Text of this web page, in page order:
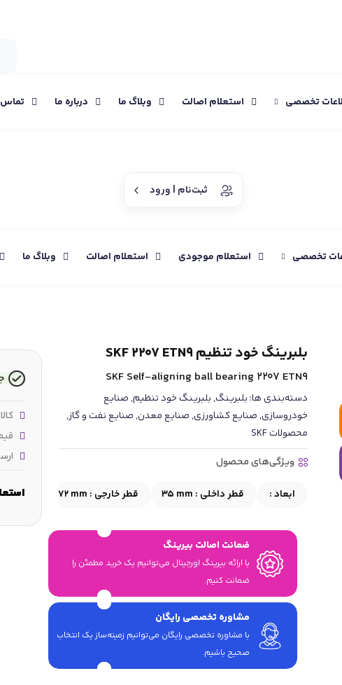
تخصصی استعلام اصالت وبلاگ ما درباره ما تماس
ثبت‌نام | ورود
تخصصی استعلام موجودی استعلام اصالت وبلاگ ما
بلبرینگ خود تنظیم SKF 2207 ETN9
SKF Self-aligning ball bearing 2207 ETN9
دسته‌بندی ها: بلبرینگ,بلبرینگ خود تنظیم,صنایع
خودروسازی,صنایع کشاورزی,صنایع معدن,صنایع نفت و گاز,
محصولات SKF
ویژگی‌های محصول
ابعاد : قطر داخلی : 35 mm قطر خارجی : 72 mm عرض :
ضمانت اصالت بیرینگ
با ارائه بیرینگ اورجینال می‎‌توانیم یک خرید مطمئن را
ضمانت کنیم.
مشاوره تخصصی رایگان
با مشاوره تخصصی رایگان می‌توانیم زمینه‌ساز یک انتخاب
صحیح باشیم.
استعلام